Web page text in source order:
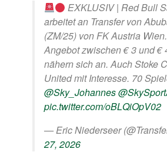
EXKLUSIV | Red Bull
arbeitet an Transfer von
(ZM/25) von FK Austria
Angebot zwischen € 3 und €
nähern sich an. Auch Stoke
United mit Interesse. 70
@Sky_Johannes
pic.twitter.com/oBLQiOpV02
— Eric Niederseer
27, 2026